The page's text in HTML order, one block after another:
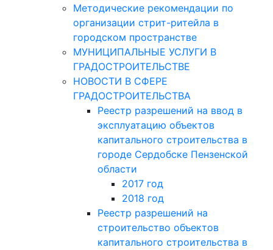
Методические рекомендации по
организации стрит-ритейла в
городском пространстве
МУНИЦИПАЛЬНЫЕ УСЛУГИ В
ГРАДОСТРОИТЕЛЬСТВЕ
НОВОСТИ В СФЕРЕ
ГРАДОСТРОИТЕЛЬСТВА
Реестр разрешений на ввод в
эксплуатацию объектов
капитального строительства в
городе Сердобске Пензенской
области
2017 год
2018 год
Реестр разрешений на
строительство объектов
капитального строительства в